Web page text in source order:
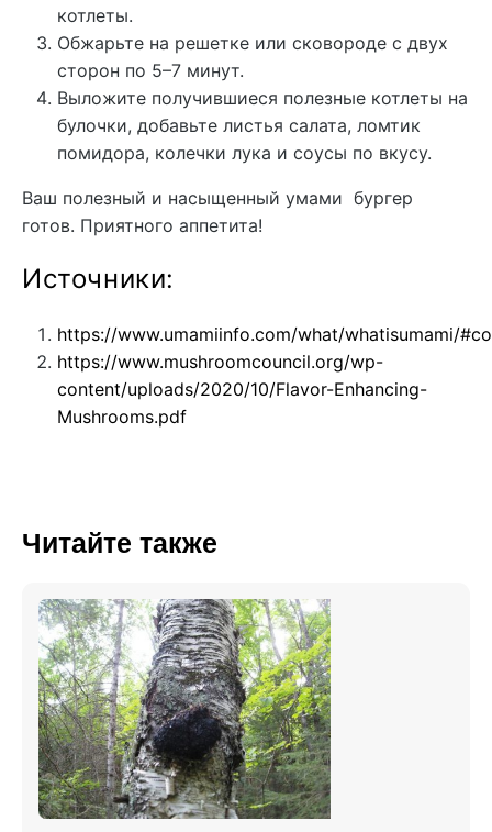
котлеты.
Обжарьте на решетке или сковороде с двух
сторон по 5–7 минут.
Выложите получившиеся полезные котлеты на
булочки, добавьте листья салата, ломтик
помидора, колечки лука и соусы по вкусу.
Ваш полезный и насыщенный умами бургер
готов. Приятного аппетита!
Источники:
https://www.umamiinfo.com/what/whatisumami/
https://www.mushroomcouncil.org/wp-
content/uploads/2020/10/Flavor-Enhancing-
Mushrooms.pdf
Читайте также